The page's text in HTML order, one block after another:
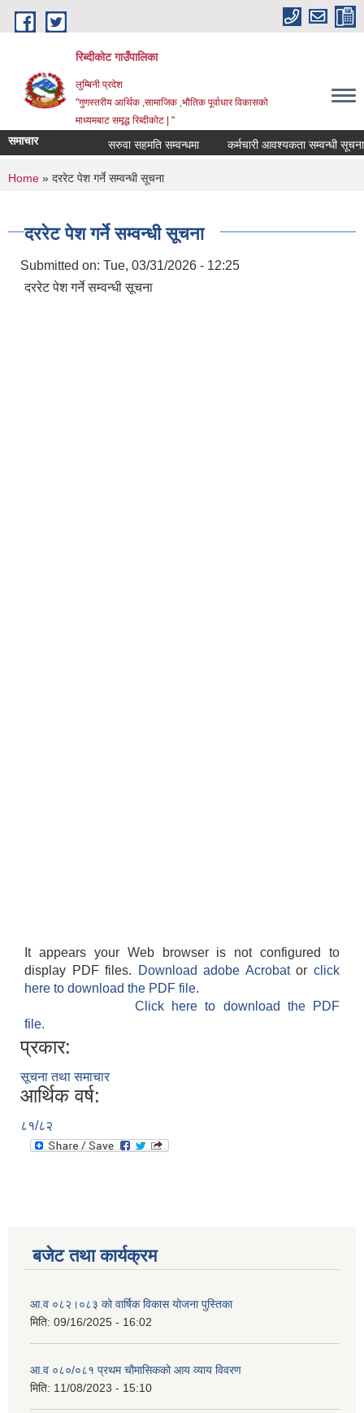
Skip to main content
रिब्दीकोट गाउँपालिका
लुम्बिनी प्रदेश
"गुणस्तरीय आर्थिक ,सामाजिक ,भौतिक पूर्वाधार विकासको
माध्यमबाट समृद्ध रिब्दीकोट | "
समाचार सरुवा सहमति सम्वन्धमा कर्मचारी आवश्यकता सम्वन्धी सूचना
You are here
Home » दररेट पेश गर्ने सम्वन्धी सूचना
दररेट पेश गर्ने सम्वन्धी सूचना
Submitted on: Tue, 03/31/2026 - 12:25
दररेट पेश गर्ने सम्वन्धी सूचना
It appears your Web browser is not configured to
display PDF files.
Download adobe Acrobatorclick
here to download the PDF file.
Click here to download the PDF
file.
प्रकार:
सूचना तथा समाचार
आर्थिक वर्ष:
८१/८२
बजेट तथा कार्यक्रम
आ.व ०८२।०८३ को वार्षिक विकास योजना पुस्तिका
मिति: 09/16/2025 - 16:02
आ.व ०८०/०८१ प्रथम चौमासिकको आय व्याय विवरण
मिति: 11/08/2023 - 15:10